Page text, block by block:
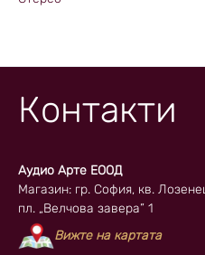
Контакти
Аудио Арте ЕООД
Магазин: гр. София, кв.
пл. „Велчова завера” 1
Вижте на картата